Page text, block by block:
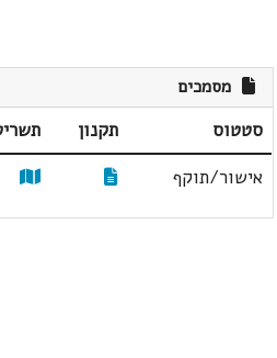
מסמכים
סטטוס תקנון
אישור/תוקף